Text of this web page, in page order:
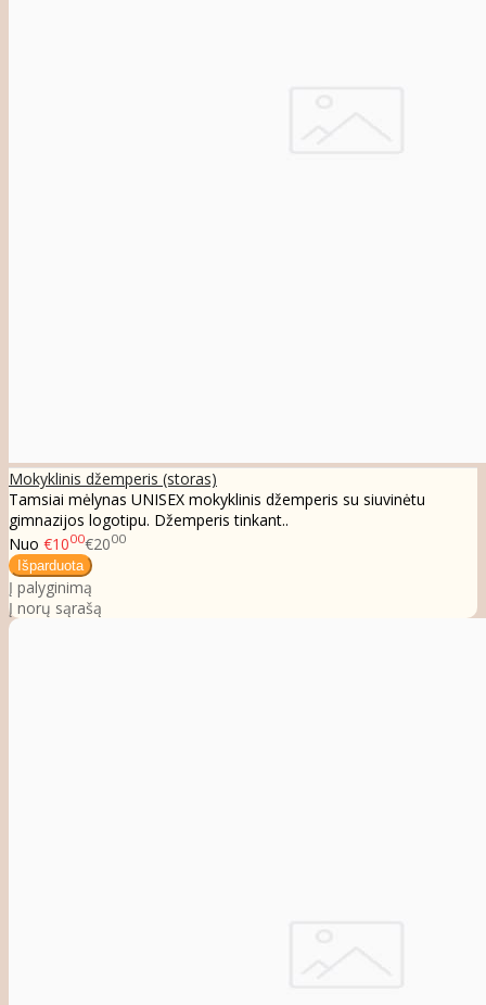
Mokyklinis džemperis (storas)
Tamsiai mėlynas UNISEX mokyklinis džemperis su siuvinėtu
gimnazijos logotipu. Džemperis tinkant..
Nuo €1000€2000
Į palyginimą
Į norų sąrašą